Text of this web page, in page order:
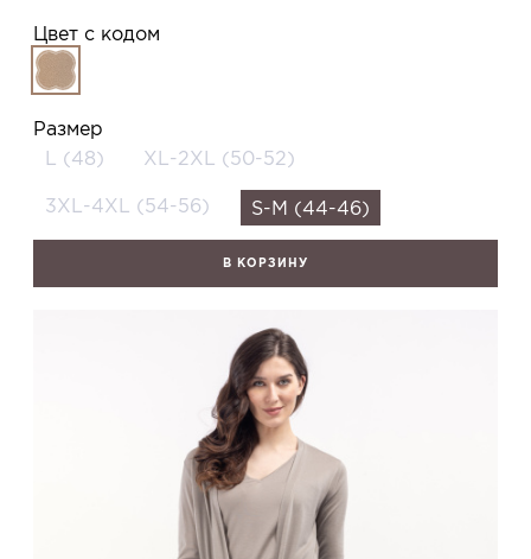
Цвет с кодом
Размер
L (48)
XL-2XL (50-52)
3XL-4XL (54-56) S-M (44-46)
В КОРЗИНУ